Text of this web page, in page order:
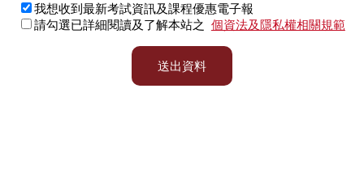
我想收到最新考試資訊及課程優惠電子報
請勾選已詳細閱讀及了解本站之 個資法及隱私權相關規範
送出資料